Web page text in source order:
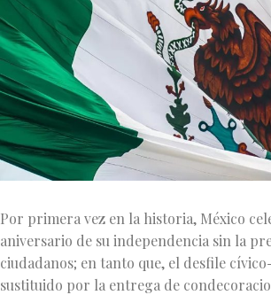
Por primera vez en la historia, México
aniversario de su independencia sin la
ciudadanos; en tanto que, el desfile
sustituido por la entrega de